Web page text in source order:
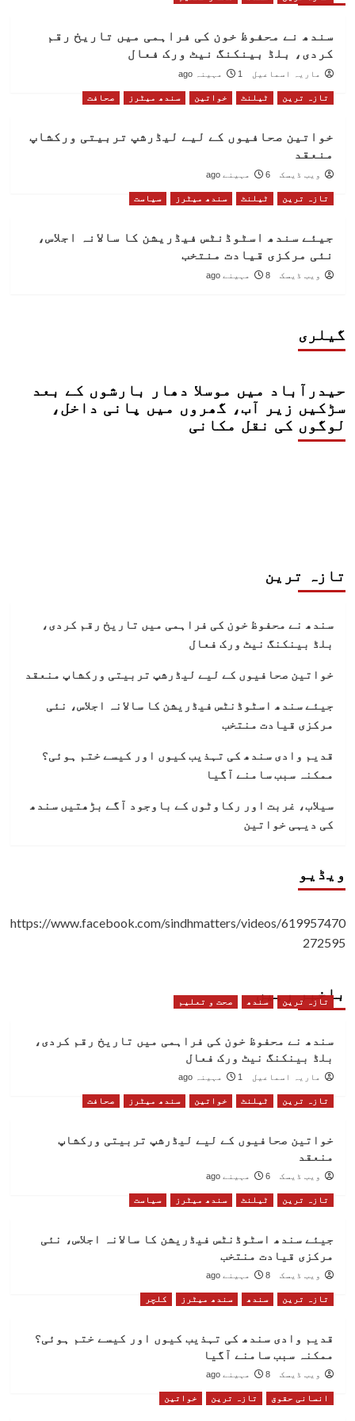
سندھ نے محفوظ خون کی فراہمی میں تاریخ رقم
کردی، بلڈ بینکنگ نیٹ ورک فعال
ماریہ اسماعیل 1 مہینہ ago
تازہ ترین ٹیلنٹ خواتین سندھ میٹرز صحافت
خواتین صحافیوں کے لیے لیڈرشپ تربیتی ورکشاپ
منعقد
ویب ڈیسک 6 مہینے ago
تازہ ترین ٹیلنٹ سندھ میٹرز سیاست
جیئے سندھ اسٹوڈنٹس فیڈریشن کا سالانہ اجلاس،
نئی مرکزی قیادت منتخب
ویب ڈیسک 8 مہینے ago
گیلری
حیدرآباد میں موسلا دھار بارشوں کے بعد
سڑکیں زیر آب، گھروں میں پانی داخل،
لوگوں کی نقل مکانی
تازہ ترین
سندھ نے محفوظ خون کی فراہمی میں تاریخ رقم کردی،
بلڈ بینکنگ نیٹ ورک فعال
خواتین صحافیوں کے لیے لیڈرشپ تربیتی ورکشاپ منعقد
جیئے سندھ اسٹوڈنٹس فیڈریشن کا سالانہ اجلاس، نئی
مرکزی قیادت منتخب
قدیم وادی سندھ کی تہذیب کیوں اور کیسے ختم ہوئی؟
ممکنہ سبب سامنے آگیا
سیلاب، غربت اور رکاوٹوں کے باوجود آگے بڑھتیں سندھ
کی دیہی خواتین
ویڈیو
https://www.facebook.com/sindhmatters/videos/619957470
272595
باخبر رہیں
تازہ ترین سندھ صحت و تعلیم
سندھ نے محفوظ خون کی فراہمی میں تاریخ رقم کردی،
بلڈ بینکنگ نیٹ ورک فعال
ماریہ اسماعیل 1 مہینہ ago
تازہ ترین ٹیلنٹ خواتین سندھ میٹرز صحافت
خواتین صحافیوں کے لیے لیڈرشپ تربیتی ورکشاپ
منعقد
ویب ڈیسک 6 مہینے ago
تازہ ترین ٹیلنٹ سندھ میٹرز سیاست
جیئے سندھ اسٹوڈنٹس فیڈریشن کا سالانہ اجلاس، نئی
مرکزی قیادت منتخب
ویب ڈیسک 8 مہینے ago
تازہ ترین سندھ سندھ میٹرز کلچر
قدیم وادی سندھ کی تہذیب کیوں اور کیسے ختم ہوئی؟
ممکنہ سبب سامنے آگیا
ویب ڈیسک 8 مہینے ago
انسانی حقوق تازہ ترین خواتین